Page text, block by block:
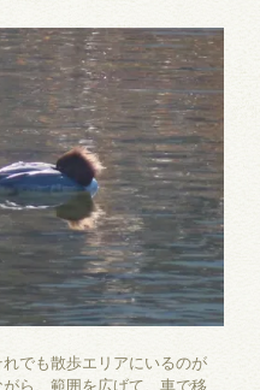
でも散歩エリアにいるのが
ら、範囲を広げて、車で移